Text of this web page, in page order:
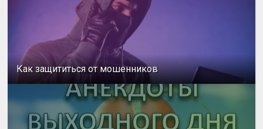
Как защититься от мошенников